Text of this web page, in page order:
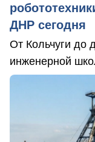
ДНР сегодня
От Кольчуги до
инженерной